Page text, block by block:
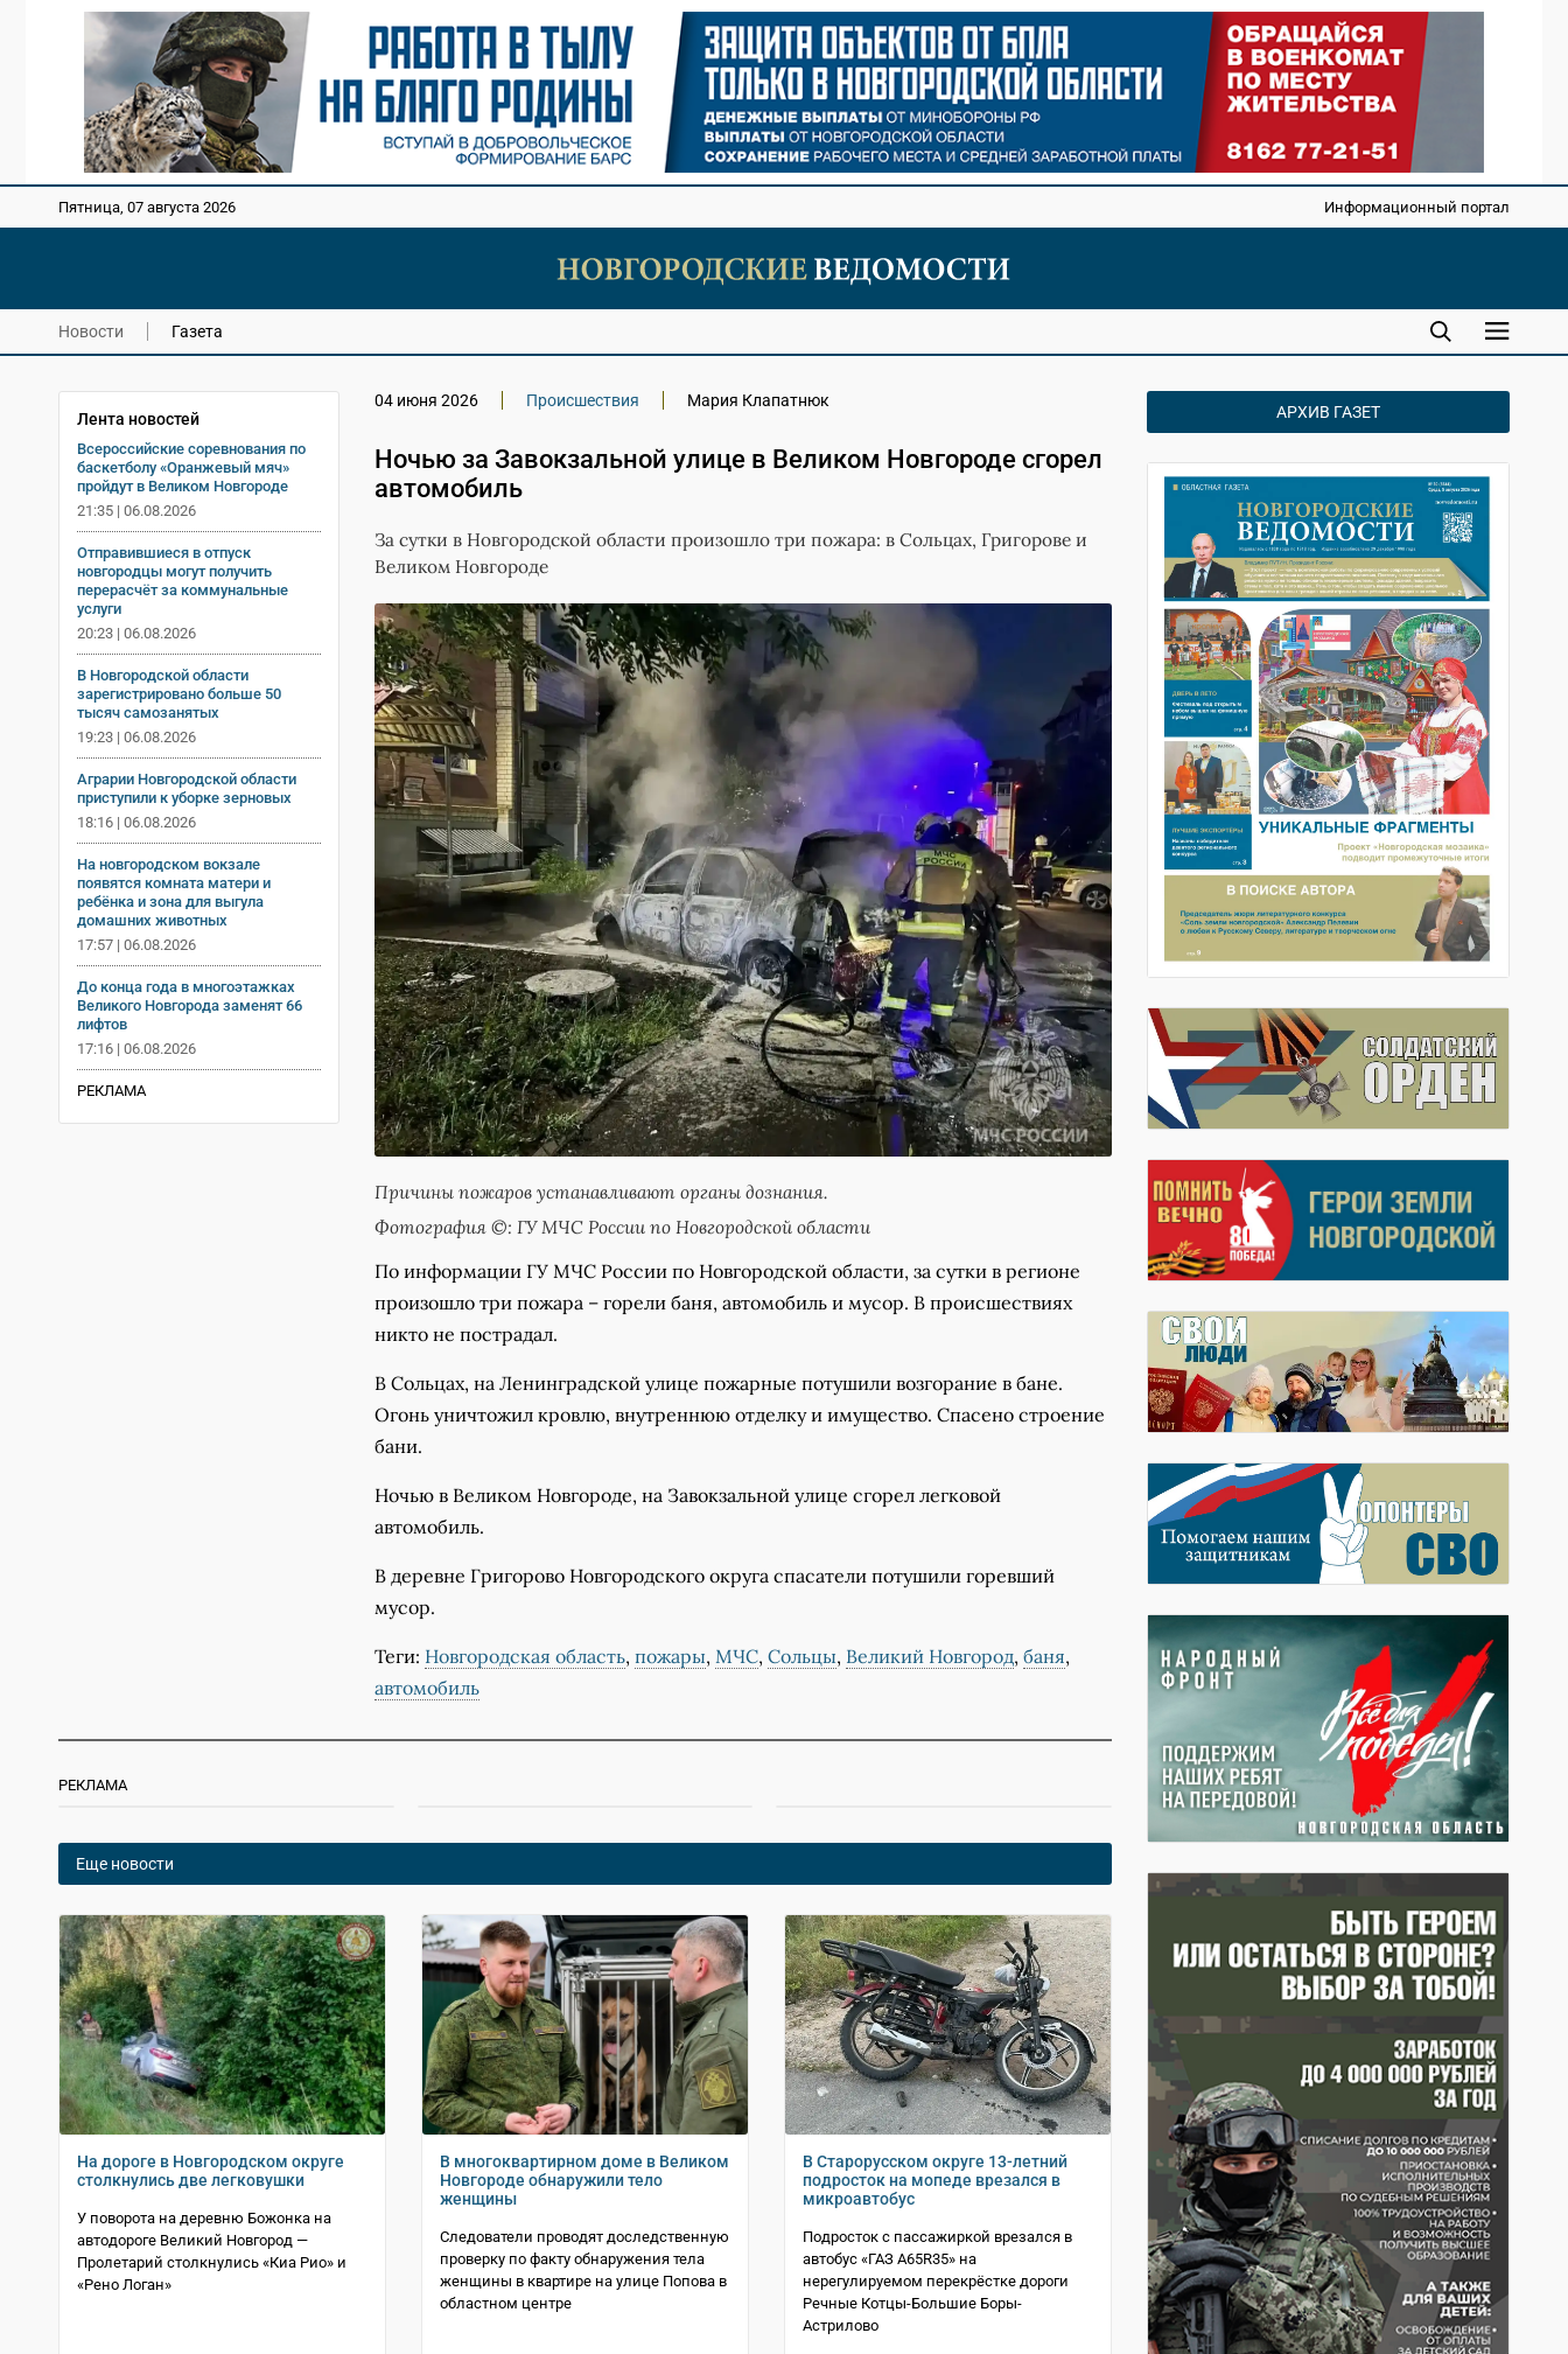
Пятница, 07 августа 2026 Информационный портал
Новости Газета
Лента новостей
Всероссийские соревнования по
баскетболу «Оранжевый мяч»
пройдут в Великом Новгороде
21:35 | 06.08.2026
Отправившиеся в отпуск
новгородцы могут получить
перерасчёт за коммунальные
услуги
20:23 | 06.08.2026
В Новгородской области
зарегистрировано больше 50
тысяч самозанятых
19:23 | 06.08.2026
Аграрии Новгородской области
приступили к уборке зерновых
18:16 | 06.08.2026
На новгородском вокзале
появятся комната матери и
ребёнка и зона для выгула
домашних животных
17:57 | 06.08.2026
До конца года в многоэтажках
Великого Новгорода заменят 66
лифтов
17:16 | 06.08.2026
РЕКЛАМА
04 июня 2026 Происшествия Мария Клапатнюк
Ночью за Завокзальной улице в Великом Новгороде сгорел
автомобиль
За сутки в Новгородской области произошло три пожара: в Сольцах, Григорове и
Великом Новгороде
Причины пожаров устанавливают органы дознания.
Фотография ©: ГУ МЧС России по Новгородской области
По информации ГУ МЧС России по Новгородской области, за сутки в регионе
произошло три пожара – горели баня, автомобиль и мусор. В происшествиях
никто не пострадал.
В Сольцах, на Ленинградской улице пожарные потушили возгорание в бане.
Огонь уничтожил кровлю, внутреннюю отделку и имущество. Спасено строение
бани.
Ночью в Великом Новгороде, на Завокзальной улице сгорел легковой
автомобиль.
В деревне Григорово Новгородского округа спасатели потушили горевший
мусор.
Теги: Новгородская область, пожары, МЧС, Сольцы, Великий Новгород, баня,
автомобиль
РЕКЛАМА
Еще новости
На дороге в Новгородском округе
столкнулись две легковушки
У поворота на деревню Божонка на
автодороге Великий Новгород —
Пролетарий столкнулись «Киа Рио» и
«Рено Логан»
В многоквартирном доме в Великом
Новгороде обнаружили тело
женщины
Следователи проводят доследственную
проверку по факту обнаружения тела
женщины в квартире на улице Попова в
областном центре
В Старорусском округе 13-летний
подросток на мопеде врезался в
микроавтобус
Подросток с пассажиркой врезался в
автобус «ГАЗ A65R35» на
нерегулируемом перекрёстке дороги
Речные Котцы-Большие Боры-
Астрилово
АРХИВ ГАЗЕТ